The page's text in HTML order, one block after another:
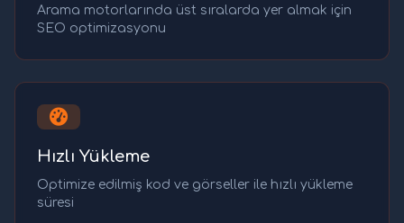
Arama motorlarında üst sıralarda yer almak için
SEO optimizasyonu
Hızlı Yükleme
Optimize edilmiş kod ve görseller ile hızlı yükleme
süresi